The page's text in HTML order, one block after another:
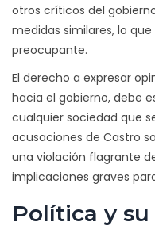
otros críticos del
medidas similares, lo
preocupante.
El derecho a expresar
hacia el gobierno, debe
cualquier sociedad que
acusaciones de Castro
una violación flagrante
implicaciones graves
Política y